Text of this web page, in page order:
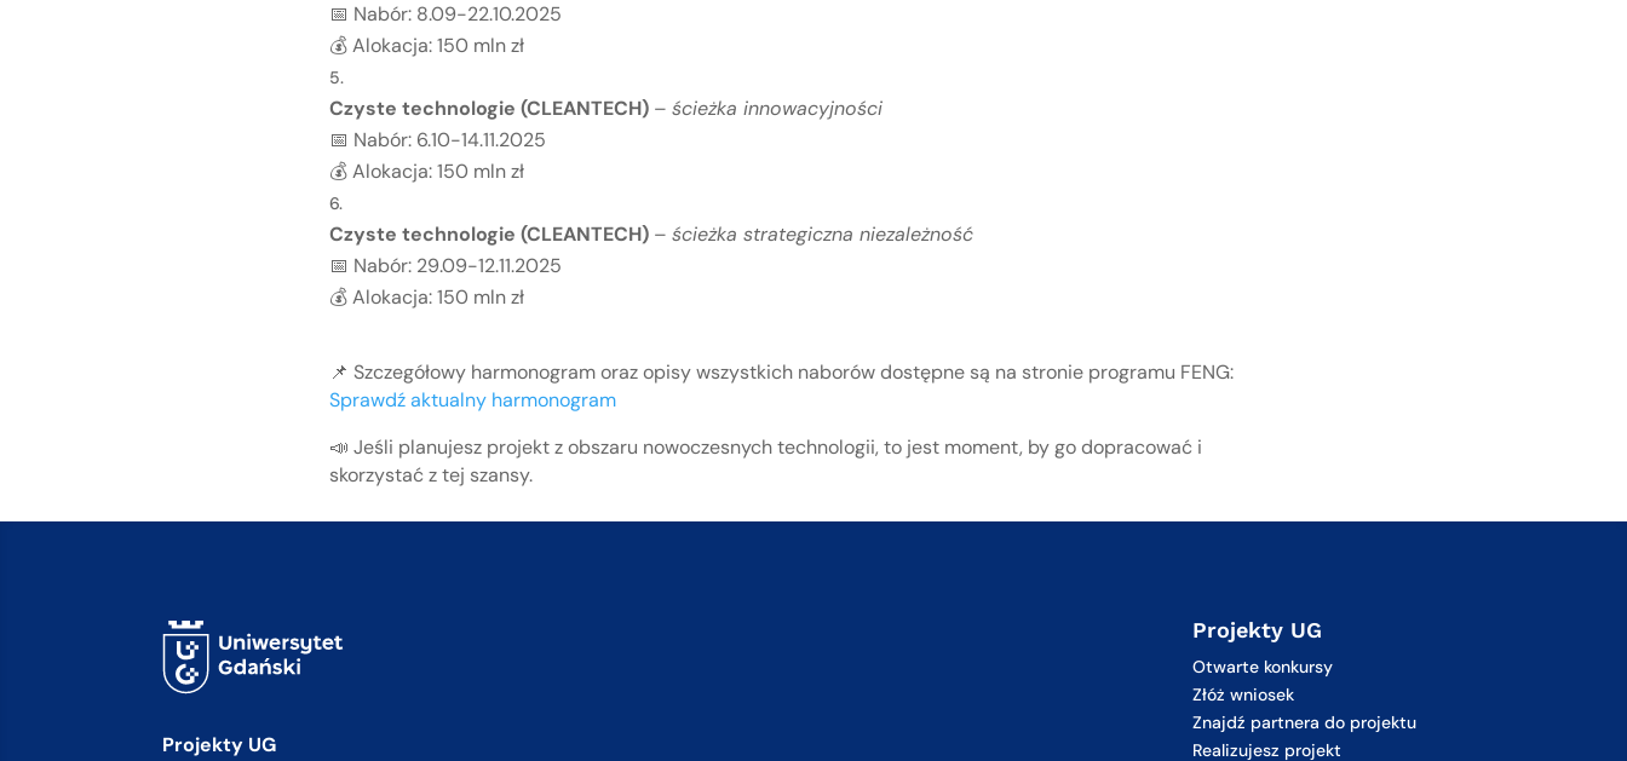
📅 Nabór: 8.09-22.10.2025
💰 Alokacja: 150 mln zł
Czyste technologie (CLEANTECH) – ścieżka innowacyjności
📅 Nabór: 6.10-14.11.2025
💰 Alokacja: 150 mln zł
Czyste technologie (CLEANTECH) – ścieżka strategiczna niezależność
📅 Nabór: 29.09-12.11.2025
💰 Alokacja: 150 mln zł
📌 Szczegółowy harmonogram oraz opisy wszystkich naborów dostępne są na stronie programu FENG:
Sprawdź aktualny harmonogram
📣 Jeśli planujesz projekt z obszaru nowoczesnych technologii, to jest moment, by go dopracować i
skorzystać z tej szansy.
Projekty UG
Projekty UG
Otwarte konkursy
Złóż wniosek
Znajdź partnera do projektu
Realizujesz projekt